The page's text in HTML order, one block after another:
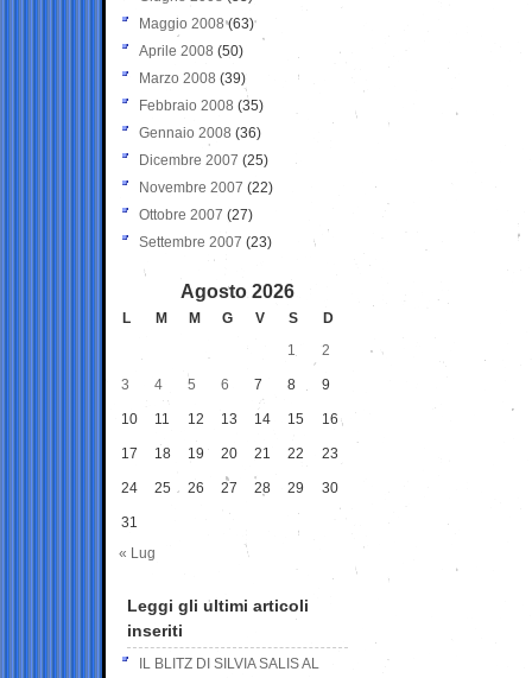
Maggio 2008(63)
Aprile 2008 (50)
Marzo 2008 (39)
Febbraio 2008 (35)
Gennaio 2008 (36)
Dicembre 2007 (25)
Novembre 2007 (22)
Ottobre 2007 (27)
Settembre 2007 (23)
Agosto 2026
L M M G V S
D
1
2
3 4 5 6 7 8 9
10 11 12 13 14 15 16
17 18 19 20 21 22 23
24 25 26 27 28 29 30
31
« Lug
Leggi gli ultimi articoli
inseriti
IL BLITZ DI SILVIA SALIS AL